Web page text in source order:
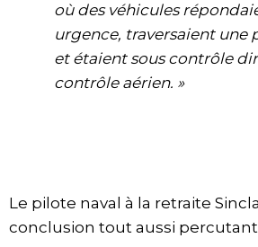
où des véhicules
urgence, traversaient une
et étaient sous contrôle
contrôle aérien. »
Le pilote naval à la retraite
conclusion tout aussi